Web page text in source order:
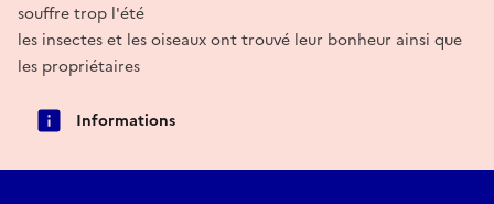
souffre trop l'été
les insectes et les oiseaux ont trouvé leur bonheur ainsi que
les propriétaires
Informations